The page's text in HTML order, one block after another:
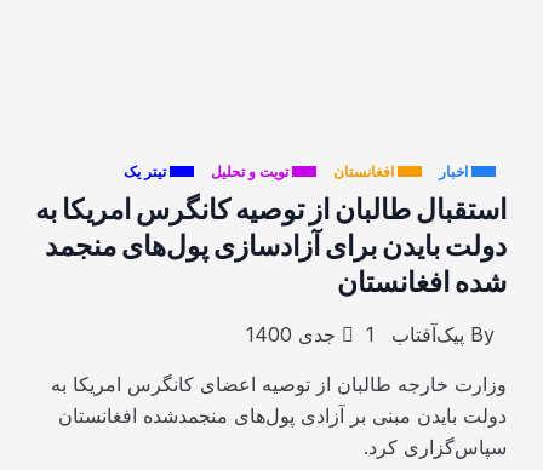
اخبار افغانستان تویت و تحلیل تیتر یک
استقبال طالبان از توصیه کانگرس امریکا به
دولت بایدن برای آزاد‌‌سازی پول‌های منجمد
شده افغانستان
By پیک‌آفتاب 1 جدی 1400
وزارت خارجه طالبان از توصیه اعضای کانگرس امریکا به
دولت بایدن مبنی بر آزادی پول‌های منجمدشده افغانستان
سپاس‌گزاری کرد.